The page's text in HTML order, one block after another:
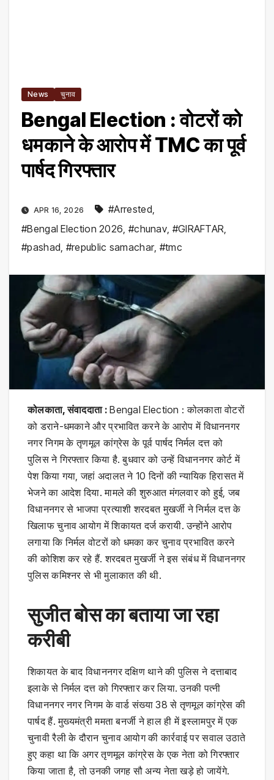
News चुनाव
Bengal Election : वोटरों को
धमकाने के आरोप में TMC का पूर्व
पार्षद गिरफ्तार
APR 16, 2026 #Arrested
#Bengal Election 2026 #chunav #GIRAFTAR
#pashad #republic samachar, #tmc
कोलकाता, संवाददाता :Bengal Election : कोलकाता वोटरों
को डराने-धमकाने और प्रभावित करने के आरोप में विधाननगर
नगर निगम के तृणमूल कांग्रेस के पूर्व पार्षद निर्मल दत्त को
पुलिस ने गिरफ्तार किया है. बुधवार को उन्हें विधाननगर कोर्ट में
पेश किया गया, जहां अदालत ने 10 दिनों की न्यायिक हिरासत में
भेजने का आदेश दिया. मामले की शुरुआत मंगलवार को हुई, जब
विधाननगर से भाजपा प्रत्याशी शरदबत मुखर्जी ने निर्मल दत्त के
खिलाफ चुनाव आयोग में शिकायत दर्ज करायी. उन्होंने आरोप
लगाया कि निर्मल वोटरों को धमका कर चुनाव प्रभावित करने
की कोशिश कर रहे हैं. शरदबत मुखर्जी ने इस संबंध में विधाननगर
पुलिस कमिश्नर से भी मुलाकात की थी.
सुजीत बोस का बताया जा रहा
करीबी
शिकायत के बाद विधाननगर दक्षिण थाने की पुलिस ने दत्ताबाद
इलाके से निर्मल दत्त को गिरफ्तार कर लिया. उनकी पत्नी
विधाननगर नगर निगम के वार्ड संख्या 38 से तृणमूल कांग्रेस की
पार्षद हैं. मुख्यमंत्री ममता बनर्जी ने हाल ही में इस्लामपुर में एक
चुनावी रैली के दौरान चुनाव आयोग की कार्रवाई पर सवाल उठाते
हुए कहा था कि अगर तृणमूल कांग्रेस के एक नेता को गिरफ्तार
किया जाता है, तो उनकी जगह सौ अन्य नेता खड़े हो जायेंगे.